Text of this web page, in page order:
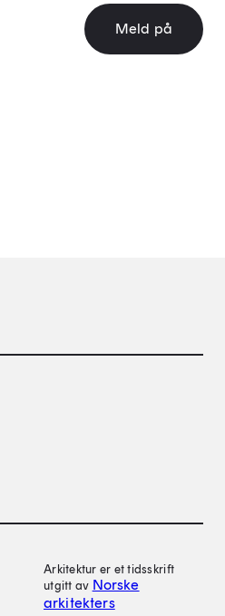
Meld på
Arkitektur er et tidsskrift
utgitt av Norske
arkitekters